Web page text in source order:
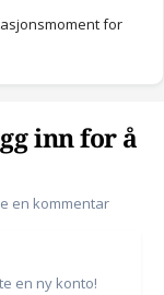
for
inn for å
en kommentar
en ny konto!